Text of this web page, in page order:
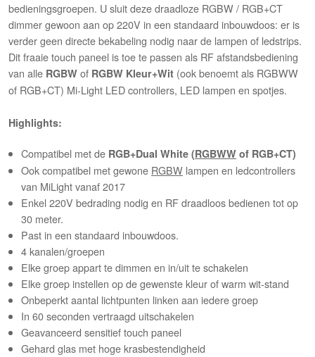
bedieningsgroepen. U sluit deze draadloze RGBW / RGB+CT
dimmer gewoon aan op 220V in een standaard inbouwdoos: er is
verder geen directe bekabeling nodig naar de lampen of ledstrips.
Dit fraaie touch paneel is toe te passen als RF afstandsbediening
van alle RGBW of RGBW Kleur+Wit (ook benoemt als RGBWW
of RGB+CT) Mi-Light LED controllers, LED lampen en spotjes.
Highlights:
Compatibel met de RGB+Dual White (RGBWW of RGB+CT)
Ook compatibel met gewone RGBW lampen en ledcontrollers
van MiLight vanaf 2017
Enkel 220V bedrading nodig en RF draadloos bedienen tot op
30 meter.
Past in een standaard inbouwdoos.
4 kanalen/groepen
Elke groep appart te dimmen en in/uit te schakelen
Elke groep instellen op de gewenste kleur of warm wit-stand
Onbeperkt aantal lichtpunten linken aan iedere groep
In 60 seconden vertraagd uitschakelen
Geavanceerd sensitief touch paneel
Gehard glas met hogekrasbestendigheid